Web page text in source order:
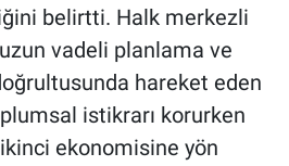
belirtti. Halk merkezli
vadeli planlama ve
hareket eden
istikrarı korurken
ekonomisine yön